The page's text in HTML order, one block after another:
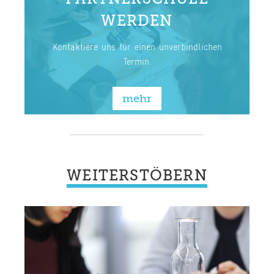
mehr
WERDEN
Kontaktiere uns für einen unverbindlichen
Termin.
mehr
WEITERSTÖBERN